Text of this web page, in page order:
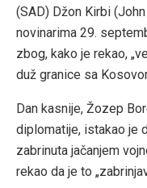
(SAD) Džon Kirbi
novinarima 29.
zbog, kako je rekao,
duž granice sa
Dan kasnije, Žozep
diplomatije, istakao je
zabrinuta jačanjem
rekao da je to